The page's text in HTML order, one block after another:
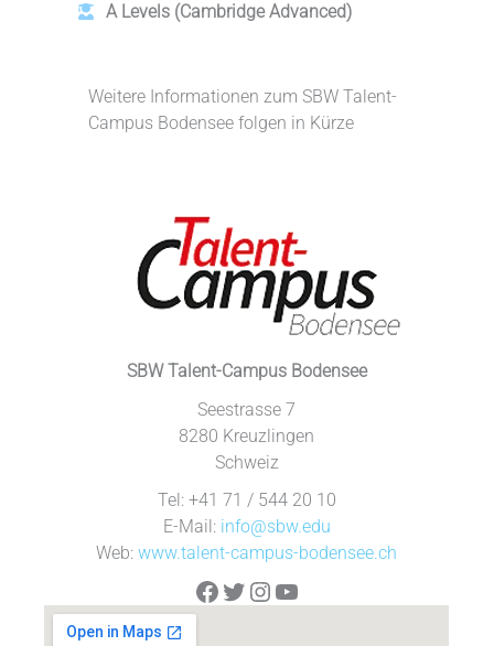
A Levels (Cambridge Advanced)
Weitere Informationen zum SBW Talent-
Campus Bodensee folgen in Kürze
SBW Talent-Campus Bodensee
Seestrasse 7
8280 Kreuzlingen
Schweiz
Tel: +41 71 / 544 20 10
E-Mail: info@sbw.edu
Web:www.talent-campus-bodensee.ch
Facebook
Twitter
Instagram
YouTube